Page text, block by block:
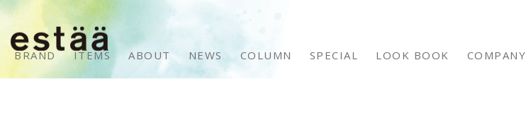
BRAND ITEMS ABOUT NEWS COLUMN SPECIAL LOOK BOOK COMPANY